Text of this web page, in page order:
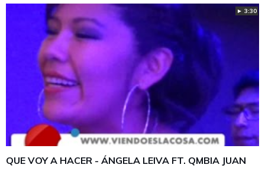
► 3:30
QUE VOY A HACER - ÁNGELA LEIVA FT. QMBIA JUAN